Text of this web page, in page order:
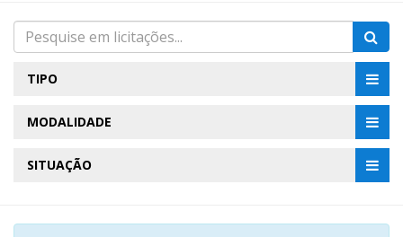
TIPO
MODALIDADE
SITUAÇÃO